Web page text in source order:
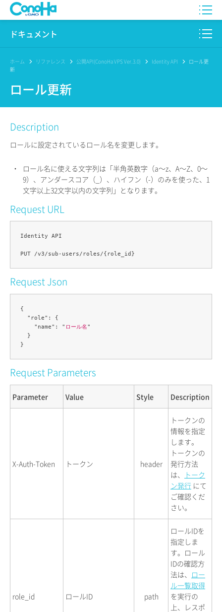
WING
Pencil
サービス一覧
サポート
ログイン
ドキュメント
このサイトについて
プロダクト
リファレンス
リリースノート
ホーム リファレンス 公開API(ConoHa VPS Ver.3.0) Identity API
ロール更
新
ロール更新
Description
ロールに設定されているロール名を変更します。
・
ロール名に使える文字列は「半角英数字（a〜z、A〜Z、0〜
9）、アンダースコア（_）、ハイフン（-）のみを使った、1
文字以上32文字以内の文字列」となります。
Request URL
Identity API
Request Json
{
  "role": {
    "name": "
ロール名"
  }
Request Parameters
Parameter Value Style Description
X-Auth-Token トークン header
トークンの
情報を指定
します。
トークンの
発行方法
は、
トーク
ン発行 にて
ご確認くだ
さい。
role_id ロールID path
ロールIDを
指定しま
す。ロール
IDの確認方
法は、 ロー
ル一覧取得
を実行の
上、レスポ